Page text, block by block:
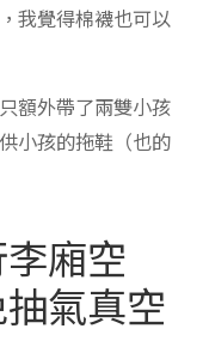
我覺得棉襪也可以
額外帶了兩雙小孩
小孩的拖鞋（也的
廂空
氣真空